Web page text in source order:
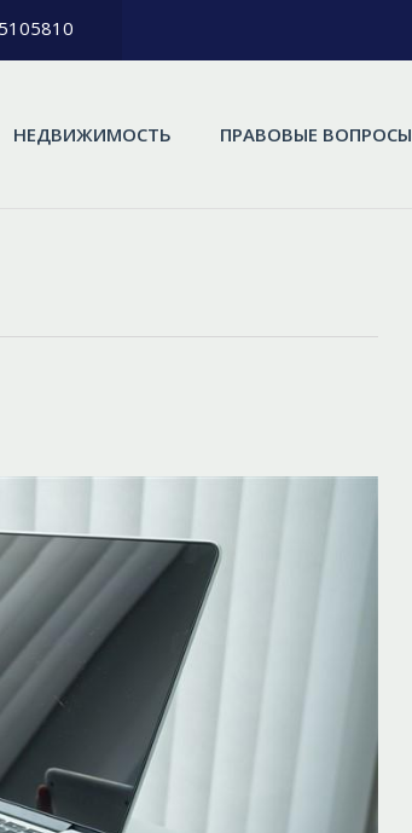
НЕДВИЖИМОСТЬ ПРАВОВЫЕ ВОПРОСЫ